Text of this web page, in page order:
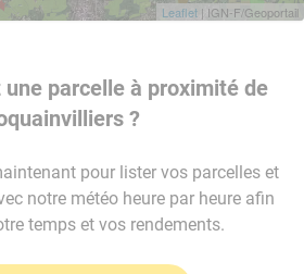
Leaflet | IGN-F/Geoportail
une parcelle à proximité de
?
pour lister vos parcelles et
notre météo heure par heure afin
temps et vos rendements.